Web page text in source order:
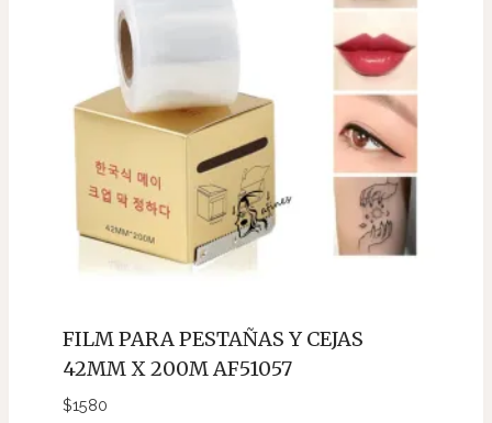
FILM PARA PESTAÑAS Y CEJAS
42MM X 200M AF51057
$1580